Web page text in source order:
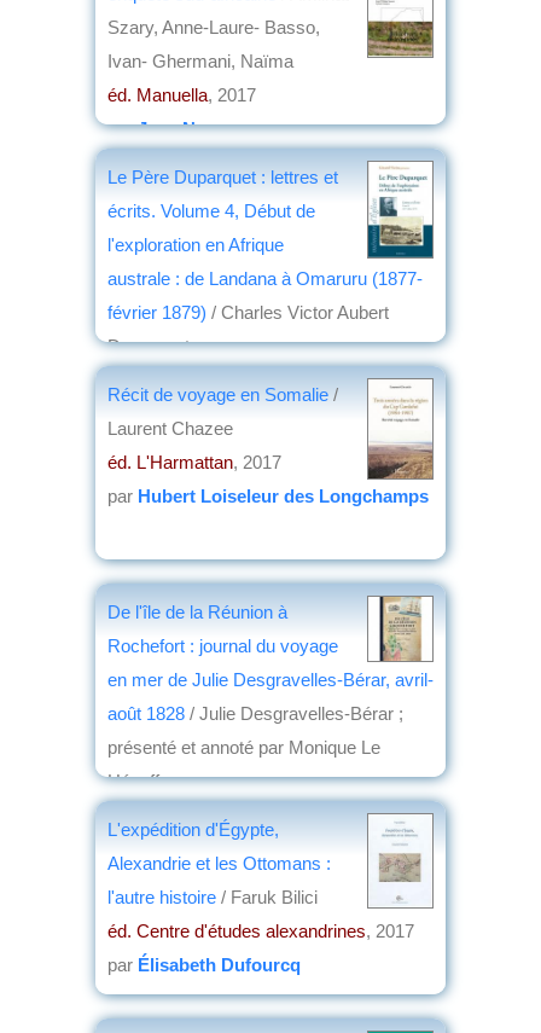
Szary, Anne-Laure- Basso,
Ivan- Ghermani, Naïma
éd. Manuella, 2017
parJean Nemo
Le Père Duparquet : lettres et
écrits. Volume 4, Début de
l'exploration en Afrique
australe : de Landana à Omaruru (1877-
février 1879) / Charles Victor Aubert
Duparquet
Récit de voyage en Somalie /
Laurent Chazee
éd. L'Harmattan, 2017
par Hubert Loiseleur des Longchamps
De l'île de la Réunion à
Rochefort : journal du voyage
en mer de Julie Desgravelles-Bérar, avril-
août 1828 / Julie Desgravelles-Bérar ;
présenté et annoté par Monique Le
Hénaff
, 2017
L'expédition d'Égypte,
Alexandrie et les Ottomans :
l'autre histoire / Faruk Bilici
éd. Centre d'études alexandrines, 2017
par Élisabeth Dufourcq